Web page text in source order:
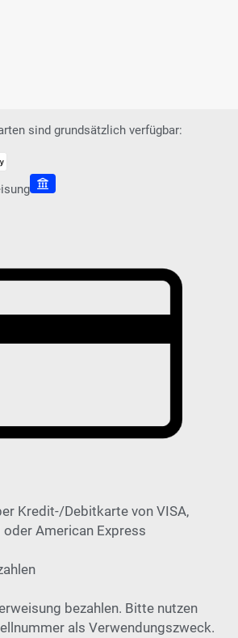
sind grundsätzlich verfügbar:
Kredit-/Debitkarte von VISA,
American Express
bezahlen. Bitte nutzen
als Verwendungszweck.